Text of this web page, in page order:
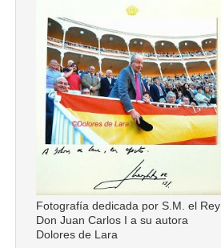
Fotografía dedicada por S.M. el Rey
Don Juan Carlos I a su autora
Dolores de Lara